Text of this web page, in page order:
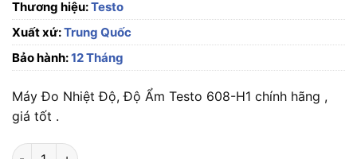
Thương hiệu:Testo
Xuất xứ:Trung Quốc
Bảo hành:12 Tháng
Máy Đo Nhiệt Độ, Độ Ẩm Testo 608-H1 chính hãng ,
giá tốt .
Máy Đo Nhiệt Độ, Độ Ẩm Testo 608-H1 số lượng